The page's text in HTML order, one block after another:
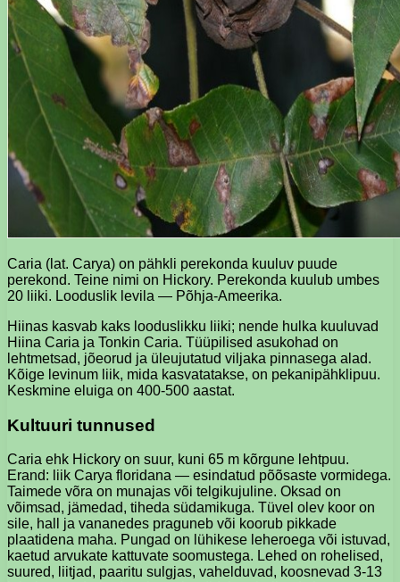
Caria (lat. Carya) on pähkli perekonda kuuluv puude
perekond. Teine nimi on Hickory. Perekonda kuulub umbes
20 liiki. Looduslik levila — Põhja-Ameerika.
Hiinas kasvab kaks looduslikku liiki; nende hulka kuuluvad
Hiina Caria ja Tonkin Caria. Tüüpilised asukohad on
lehtmetsad, jõeorud ja üleujutatud viljaka pinnasega alad.
Kõige levinum liik, mida kasvatatakse, on pekanipähklipuu.
Keskmine eluiga on 400-500 aastat.
Kultuuri tunnused
Caria ehk Hickory on suur, kuni 65 m kõrgune lehtpuu.
Erand: liik Carya floridana — esindatud põõsaste vormidega.
Taimede võra on munajas või telgikujuline. Oksad on
võimsad, jämedad, tiheda südamikuga. Tüvel olev koor on
sile, hall ja vananedes praguneb või koorub pikkade
plaatidena maha. Pungad on lühikese leheroega või istuvad,
kaetud arvukate kattuvate soomustega. Lehed on rohelised,
suured, liitjad, paaritu sulgjas, vahelduvad, koosnevad 3-13